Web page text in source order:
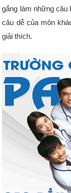
gắng làm những
câu dễ của môn
giải thích.